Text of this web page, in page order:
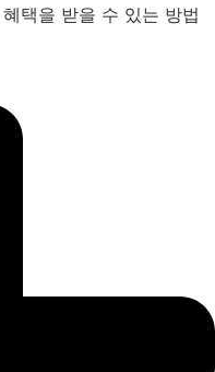
택을 받을 수 있는 방법